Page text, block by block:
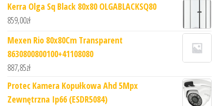
Kerra Olga Sq Black 80x80 OLGABLACKSQ80
859,00zł
Mexen Rio 80x80Cm Transparent
8630800800100+41108080
887,85zł
Protec Kamera Kopułkowa Ahd 5Mpx
Zewnętrzna Ip66 (ESDR5084)